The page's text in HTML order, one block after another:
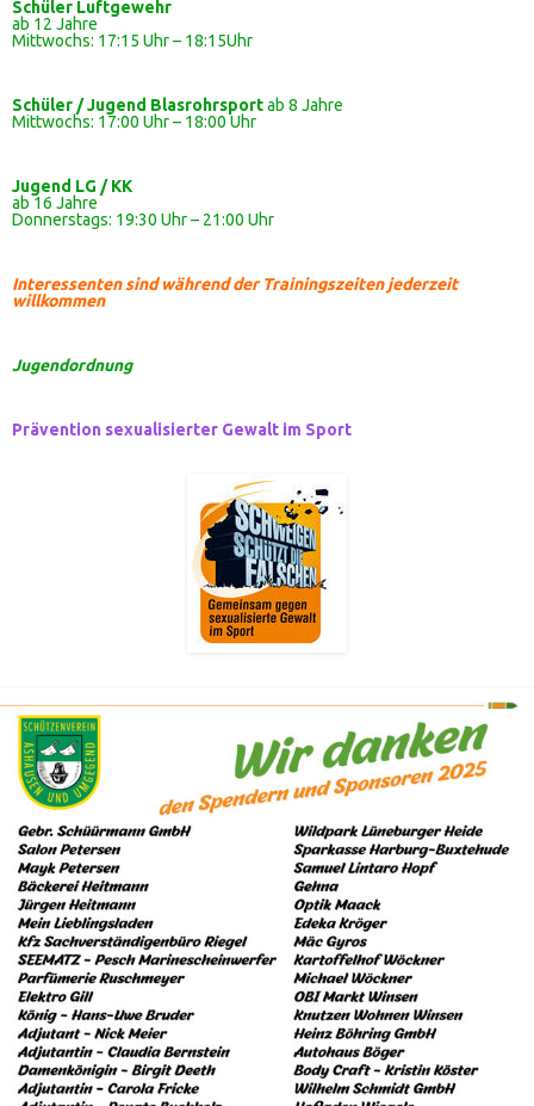
Schüler Luftgewehr
ab 12 Jahre
Mittwochs: 17:15 Uhr – 18:15Uhr
Schüler / Jugend Blasrohrsportab 8 Jahre
Mittwochs: 17:00 Uhr – 18:00 Uhr
Jugend LG / KK
ab 16 Jahre
Donnerstags: 19:30 Uhr – 21:00 Uhr
Interessenten sind während der Trainingszeiten jederzeit
willkommen
Jugendordnung
Prävention sexualisierter Gewalt im Sport